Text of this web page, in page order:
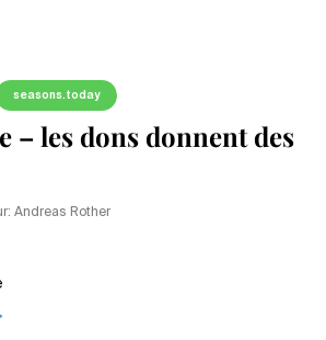
seasons.today
– les dons donnent des
Andreas Rother